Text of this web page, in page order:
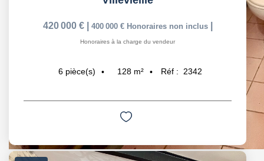
420 000 € 400 000 € Honoraires non inclus
Honoraires à la charge du vendeur
6 pièce(s) 128 m² Réf : 2342